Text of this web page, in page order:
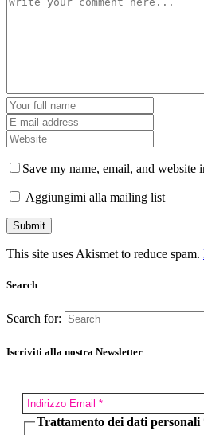
Save my name, email, and
Aggiungimi alla mailing list
This site uses Akismet to reduce spam.
Search
Search for:
Iscriviti alla nostra Newsletter
Trattamento dei dati personali